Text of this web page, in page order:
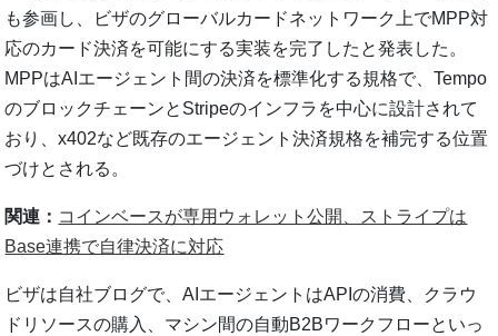
も参画し、ビザのグローバルカードネットワーク上でMPP対
応のカード決済を可能にする実装を完了したと発表した。
MPPはAIエージェント間の決済を標準化する規格で、Tempo
のブロックチェーンとStripeのインフラを中心に設計されて
おり、x402など既存のエージェント決済規格を補完する位置
づけとされる。
関連： コインベースが専用ウォレット公開、ストライプは
Base連携で自律決済に対応
ビザは自社ブログで、AIエージェントはAPIの消費、クラウ
ドリソースの購入、マシン間の自動B2Bワークフローといっ